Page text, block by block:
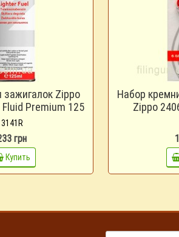
зажигалок Zippo
Premium 125
ml
3141R
грн
Купить
Набор
Zippo